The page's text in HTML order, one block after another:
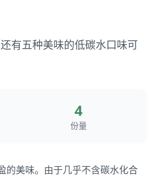
有五种美味的低碳水口味可
4
份量
的美味。由于几乎不含碳水化合